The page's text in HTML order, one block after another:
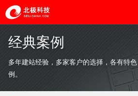
经典案例
多年建站经验，多家客户的选择，各有特
例。